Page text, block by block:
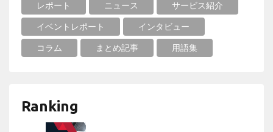
レポート ニュース サービス紹介
イベントレポート インタビュー
コラム まとめ記事 用語集
Ranking